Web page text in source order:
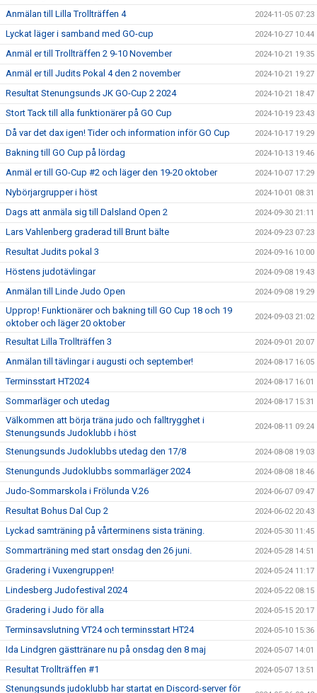
Anmälan till Lilla Trollträffen 4 2024-11-05 07:23
Lyckat läger i samband med GO-cup 2024-10-27 10:44
Anmäl er till Trollträffen 2 9-10 November 2024-10-21 19:35
Anmäl er till Judits Pokal 4 den 2 november 2024-10-21 19:27
Resultat Stenungsunds JK GO-Cup 2 2024 2024-10-21 18:47
Stort Tack till alla funktionärer på GO Cup 2024-10-19 23:43
Då var det dax igen! Tider och information inför GO Cup 2024-10-17 19:29
Bakning till GO Cup på lördag 2024-10-13 19:46
Anmäl er till GO-Cup #2 och läger den 19-20 oktober 2024-10-07 17:29
Nybörjargrupper i höst 2024-10-01 08:31
Dags att anmäla sig till Dalsland Open 2 2024-09-30 21:11
Lars Vahlenberg graderad till Brunt bälte 2024-09-23 07:23
Resultat Judits pokal 3 2024-09-16 10:00
Höstens judotävlingar 2024-09-08 19:43
Anmälan till Linde Judo Open 2024-09-08 19:29
Upprop! Funktionärer och bakning till GO Cup 18 och 19
oktober och läger 20 oktober
2024-09-03 21:02
Resultat Lilla Trollträffen 3 2024-09-01 20:07
Anmälan till tävlingar i augusti och september! 2024-08-17 16:05
Terminsstart HT2024 2024-08-17 16:01
Sommarläger och utedag 2024-08-17 15:31
Välkommen att börja träna judo och falltrygghet i
Stenungsunds Judoklubb i höst
2024-08-11 09:24
Stenungsunds Judoklubbs utedag den 17/8 2024-08-08 19:03
Stenungunds Judoklubbs sommarläger 2024 2024-08-08 18:46
Judo-Sommarskola i Frölunda V.26 2024-06-07 09:47
Resultat Bohus Dal Cup 2 2024-06-02 20:43
Lyckad samträning på vårterminens sista träning. 2024-05-30 11:45
Sommarträning med start onsdag den 26 juni. 2024-05-28 14:51
Gradering i Vuxengruppen! 2024-05-24 11:17
Lindesberg Judofestival 2024 2024-05-22 08:15
Gradering i Judo för alla 2024-05-15 20:17
Terminsavslutning VT24 och terminsstart HT24 2024-05-10 15:36
Ida Lindgren gästtränare nu på onsdag den 8 maj 2024-05-07 14:01
Resultat Trollträffen #1 2024-05-07 13:51
Stenungsunds judoklubb har startat en Discord-server för